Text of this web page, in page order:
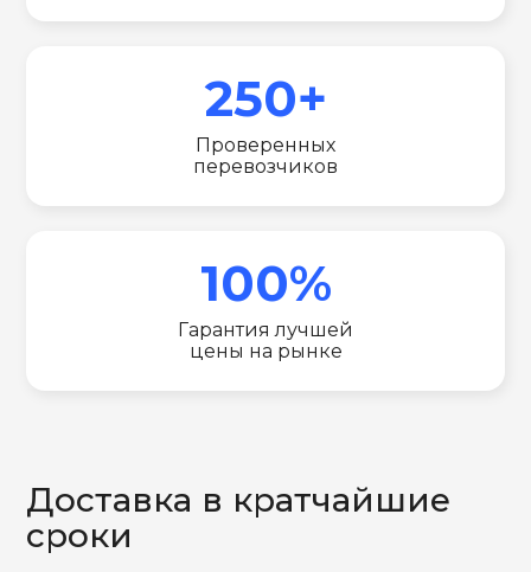
250+
Проверенных
перевозчиков
100%
Гарантия лучшей
цены на рынке
Доставка в кратчайшие
сроки